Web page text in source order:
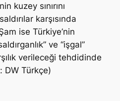
kuzey sınırını
karşısında
ise Türkiye’nin
ve “işgal”
verileceği tehdidinde
DW Türkçe)